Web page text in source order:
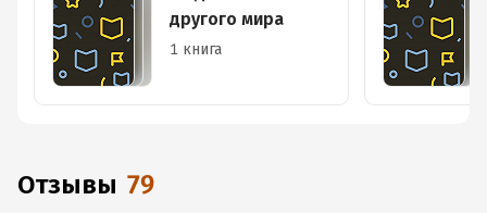
другого мира
1 книга
Отзывы 79